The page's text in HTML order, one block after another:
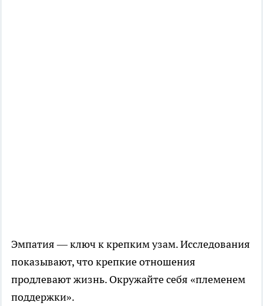
Эмпатия — ключ к крепким узам. Исследования
показывают, что крепкие отношения
продлевают жизнь. Окружайте себя «племенем
поддержки».